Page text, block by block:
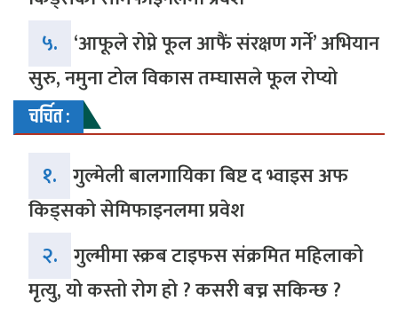
५. ‘आफूले रोप्ने फूल आफैं संरक्षण गर्ने’ अभियान
सुरु, नमुना टोल विकास तम्घासले फूल रोप्यो
चर्चित :
१. गुल्मेली बालगायिका बिष्ट द भ्वाइस अफ
किड्सको सेमिफाइनलमा प्रवेश
२. गुल्मीमा स्क्रब टाइफस संक्रमित महिलाको
मृत्यु, यो कस्तो रोग हो ? कसरी बच्न सकिन्छ ?